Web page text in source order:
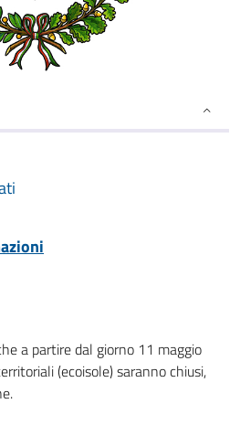
a partire dal giorno 11 maggio
(ecoisole) saranno chiusi,